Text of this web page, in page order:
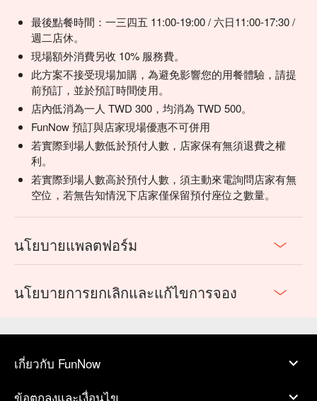
最後點餐時間：一三四五 11:00-19:00 / 六日11:00-17:30 /
週二店休。
現場額外消費另收 10% 服務費。
此方案不接受現場加購，為避免影響您的用餐體驗，請提
前預訂，並於預訂時間使用。
店內低消為一人 TWD 300，均消為 TWD 500。
FunNow 預訂與店家現場優惠不可併用
若實際到場人數低於預付人數，店家保有無須退費之權
利。
若實際到場人數高於預付人數，須主動來電詢問店家有無
空位，若無告知情況下店家僅保留預付座位之數量。
นโยบายแพลตฟอร์ม
นโยบายการยกเลิกและแก้ไขการจอง
เกี่ยวกับ FunNow
ข้อตกลงและเงื่อนไข